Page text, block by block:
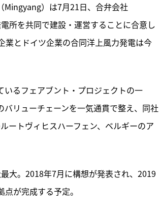
Mingyang）は7月21日、合弁会社
所を共同で建設・運営することに合意し
業とドイツ企業の合同洋上風力発電は今
るフェアブント・プロジェクトの一
リューチェーンを一気通貫で整え、同社
ートヴィヒスハーフェン、ベルギーのア
大。2018年7月に構想が発表され、2019
が完成する予定。